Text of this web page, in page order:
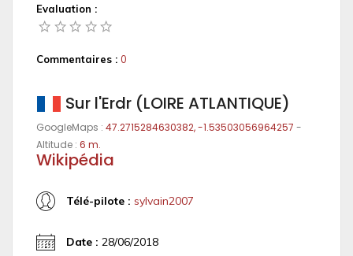
Evaluation :
Commentaires : 0
Sur l'Erdr (LOIRE ATLANTIQUE)
GoogleMaps : 47.2715284630382, -1.53503056964257 -
Altitude : 6 m.
Wikipédia
Télé-pilote : sylvain2007
Date : 28/06/2018